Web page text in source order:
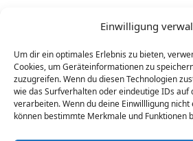
Einwilligung
Um dir ein optimales Erlebnis zu bieten,
Cookies, um Geräteinformationen zu
zuzugreifen. Wenn du diesen Technologien
wie das Surfverhalten oder eindeutige IDs auf
verarbeiten. Wenn du deine Einwillligung
können bestimmte Merkmale und Funktionen
Mit Facebook